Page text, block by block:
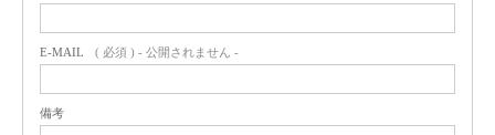
E-MAIL ( 必須 ) - 公開されません -
備考